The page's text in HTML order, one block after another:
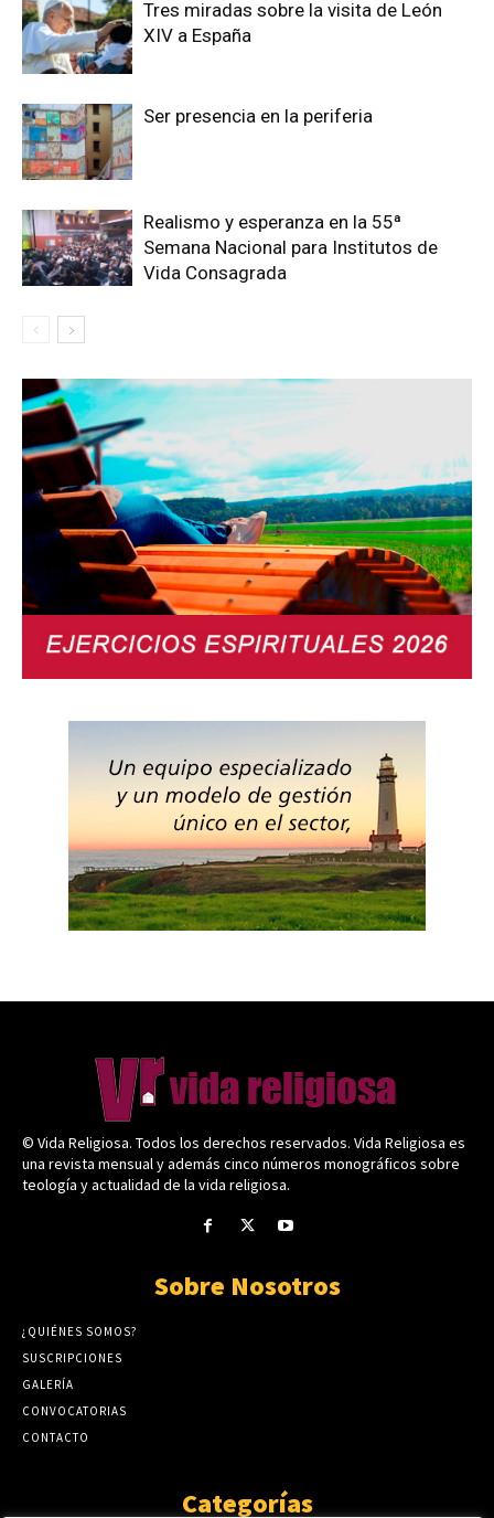
Tres miradas sobre la visita de León
XIV a España
Ser presencia en la periferia
Realismo y esperanza en la 55ª
Semana Nacional para Institutos de
Vida Consagrada
© Vida Religiosa. Todos los derechos reservados. Vida Religiosa es
una revista mensual y además cinco números monográficos sobre
teología y actualidad de la vida religiosa.
Sobre Nosotros
¿QUIÉNES SOMOS?
SUSCRIPCIONES
GALERÍA
CONVOCATORIAS
CONTACTO
Categorías